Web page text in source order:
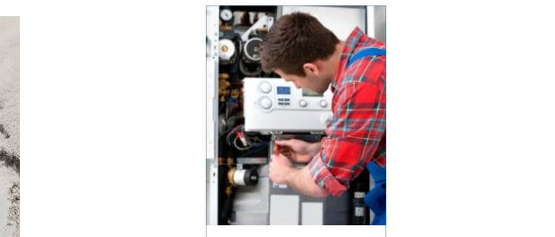
behandlingar. Metoden
bygger på kontrollerad
exponering för rött och
n&...